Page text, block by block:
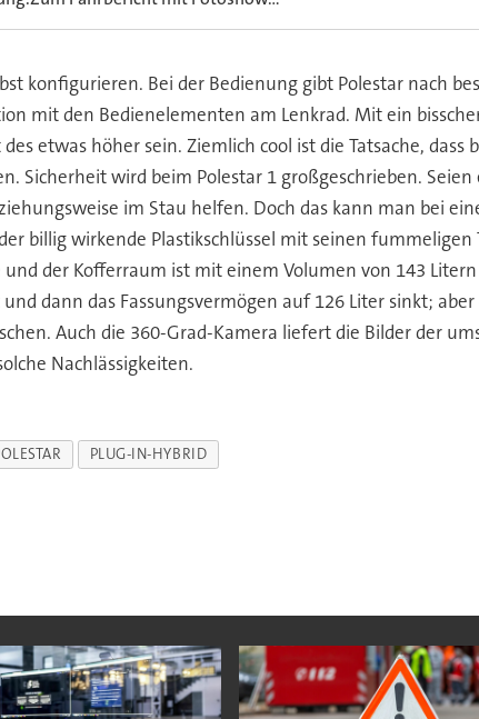
konfigurieren. Bei der Bedienung gibt Polestar nach
mit den Bedienelementen am Lenkrad. Mit ein
etwas höher sein. Ziemlich cool ist die Tatsache,
Sicherheit wird beim Polestar 1 großgeschrieben.
im Stau helfen. Doch das kann man bei
billig wirkende Plastikschlüssel mit seinen fummeligen
der Kofferraum ist mit einem Volumen von 143
dann das Fassungsvermögen auf 126 Liter sinkt;
Auch die 360-Grad-Kamera liefert die Bilder der
Nachlässigkeiten.
PLUG-IN-HYBRID